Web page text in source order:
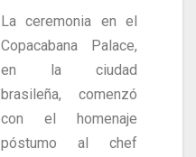
La ceremonia en el
Copacabana Palace,
en la ciudad
brasileña, comenzó
con el homenaje
póstumo al chef